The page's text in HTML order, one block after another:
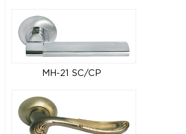
MH-21 SC/CP